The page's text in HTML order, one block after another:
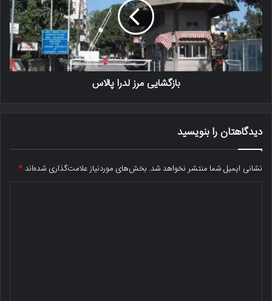
بازگشایی مرز لدرا پالاس
دیدگاهتان را بنویسید
نشانی ایمیل شما منتشر نخواهد شد. بخش‌های موردنیاز علامت‌گذاری شده‌اند*